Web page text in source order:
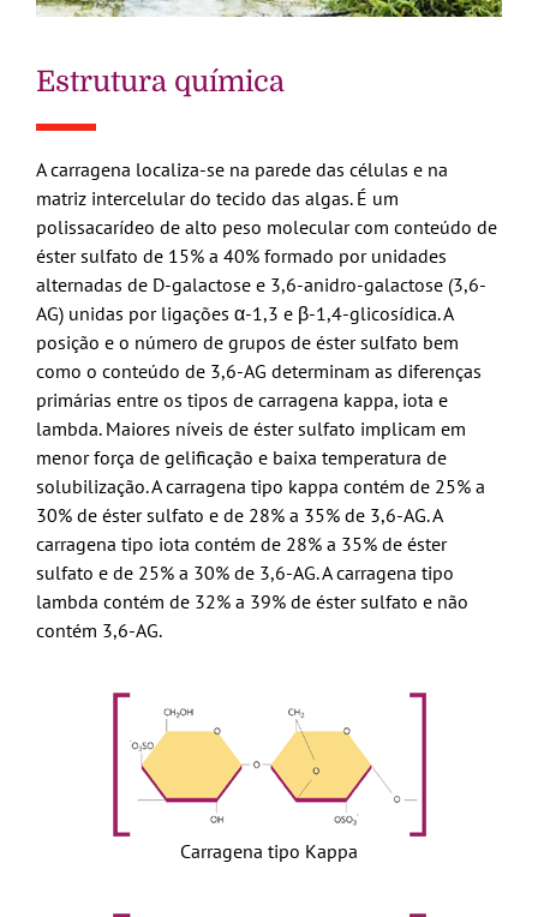
Estrutura química
A carragena localiza-se na parede das células e na
matriz intercelular do tecido das algas. É um
polissacarídeo de alto peso molecular com conteúdo de
éster sulfato de 15% a 40% formado por unidades
alternadas de D-galactose e 3,6-anidro-galactose (3,6-
AG) unidas por ligações α-1,3 e β-1,4-glicosídica. A
posição e o número de grupos de éster sulfato bem
como o conteúdo de 3,6-AG determinam as diferenças
primárias entre os tipos de carragena kappa, iota e
lambda. Maiores níveis de éster sulfato implicam em
menor força de gelificação e baixa temperatura de
solubilização. A carragena tipo kappa contém de 25% a
30% de éster sulfato e de 28% a 35% de 3,6-AG. A
carragena tipo iota contém de 28% a 35% de éster
sulfato e de 25% a 30% de 3,6-AG. A carragena tipo
lambda contém de 32% a 39% de éster sulfato e não
contém 3,6-AG.
Carragena tipo Kappa